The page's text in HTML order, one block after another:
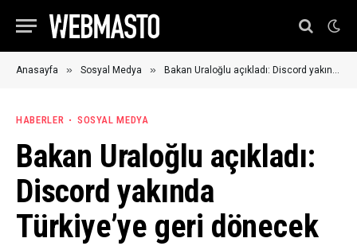
Anasayfa » Sosyal Medya » Bakan Uraloğlu açıkladı: Discord yakında Türkiye’ye geri dönecek
HABERLER SOSYAL MEDYA
Bakan Uraloğlu açıkladı:
Discord yakında
Türkiye’ye geri dönecek